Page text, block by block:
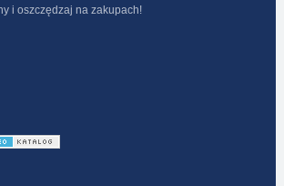
i oszczędzaj na zakupach!